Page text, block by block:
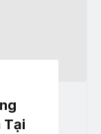
Tại